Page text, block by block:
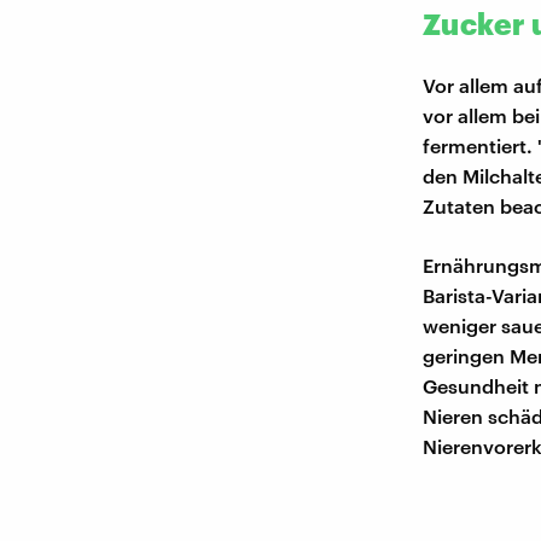
Zucker
Vor allem
vor allem
fermentiert.
den
Zutaten
Barista-
weniger
geringen
Gesundheit
Nieren